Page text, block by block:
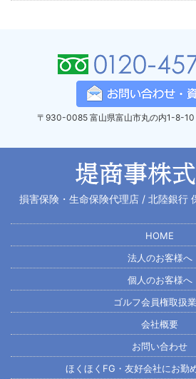
〒930-0085 富山県富山市丸の内1-8-10
損害保険・生命保険代理店 / 北陸銀行
HOME
法人のお客様へ
個人のお客様へ
ゴルフ会員権取扱
会社概要
お問い合わせ
ほくほくFG・友好会社にお勤